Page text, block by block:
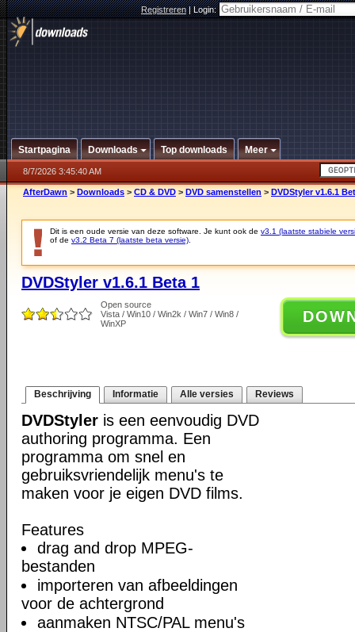
Registreren|Login:
Startpagina Downloads Top downloads Meer
8/7/2026 3:45:40 AM
AfterDawn > Downloads > CD & DVD > DVD samenstellen > DVDStyler v1.6.1
Dit is een oude versie van deze software. Je kunt ook de v3.1 (laatste stabiele
of de v3.2 Beta 7 (laatste beta versie)
DVDStyler v1.6.1 Beta 1
Open source
Vista / Win10 / Win2k / Win7 / Win8 /
WinXP
Beschrijving Informatie Alle versies Reviews
DVDStyler is een eenvoudig DVD
authoring programma. Een
programma om snel en
gebruiksvriendelijk menu's te
maken voor je eigen DVD films.
Features
drag and drop MPEG-
bestanden
importeren van afbeeldingen
voor de achtergrond
aanmaken NTSC/PAL menu's